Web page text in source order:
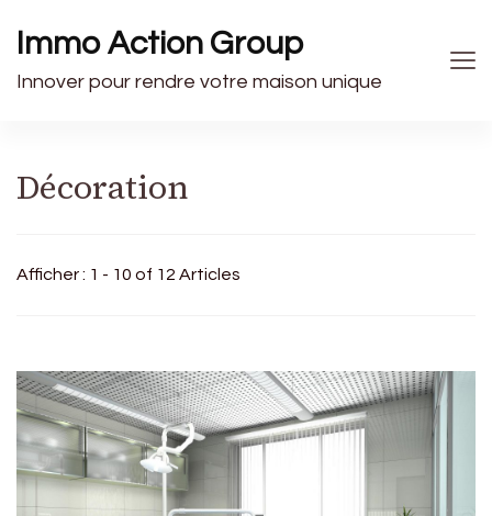
Immo Action Group
Innover pour rendre votre maison unique
Décoration
Afficher : 1 - 10 of 12 Articles